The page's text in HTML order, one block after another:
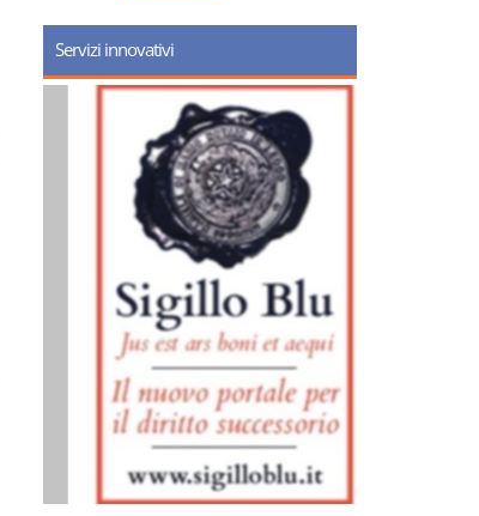
Servizi innovativi